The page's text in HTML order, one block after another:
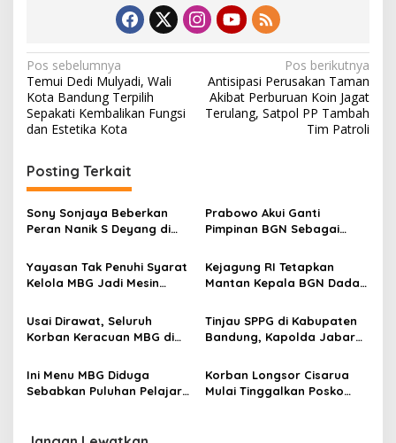
N
a
v
g
a
s
p
o
s
Pos sebelumnya
Temui Dedi Mulyadi, Wali
Kota Bandung Terpilih
Sepakati Kembalikan Fungsi
dan Estetika Kota
Pos berikutnya
Antisipasi Perusakan Taman
Akibat Perburuan Koin Jagat
Terulang, Satpol PP Tambah
Tim Patroli
Posting Terkait
Sony Sonjaya Beberkan
Peran Nanik S Deyang di
Korupsi MBG
Prabowo Akui Ganti
Pimpinan BGN Sebagai
Yayasan Tak Penuhi Syarat
Kelola MBG Jadi Mesin
Hindayana Cs
Kejagung RI Tetapkan
Mantan Kepala BGN Dadan
Tersangka Dugaan Korupsi
Usai Dirawat, Seluruh
Korban Keracuan MBG di
Rumah Sakit
Tinjau SPPG di Kabupaten
Bandung, Kapolda Jabar
Konsumsi
Ini Menu MBG Diduga
Sebabkan Puluhan Pelajar
Korban Longsor Cisarua
Mulai Tinggalkan Posko